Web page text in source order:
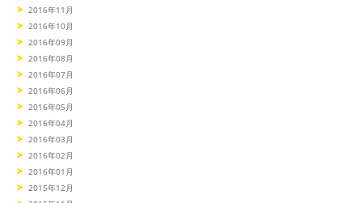
2016年11月
2016年10月
2016年09月
2016年08月
2016年07月
2016年06月
2016年05月
2016年04月
2016年03月
2016年02月
2016年01月
2015年12月